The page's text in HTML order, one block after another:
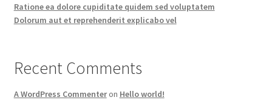
Ratione ea dolore cupiditate quidem sed voluptatem
Dolorum aut et reprehenderit explicabo vel
Recent Comments
A WordPress Commenteron Hello world!